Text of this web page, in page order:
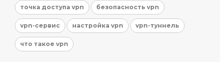
точка доступа vpn безопасность vpn
vpn-сервис настройка vpn vpn-туннель
что такое vpn